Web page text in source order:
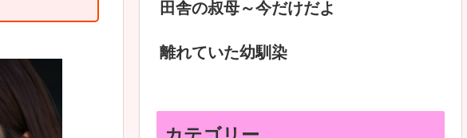
田舎の叔母～今だけだよ
離れていた幼馴染